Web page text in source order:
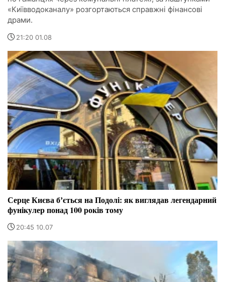
«Київводоканалу» розгортаються справжні фінансові
драми.
21:20 01.08
Серце Києва бʼється на Подолі: як виглядав легендарний
фунікулер понад 100 років тому
20:45 10.07